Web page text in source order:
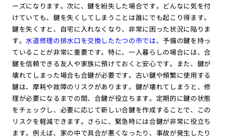
ーズになります。次に、鍵を紛失した場合です。どんなに気を付
けていても、鍵を失くしてしまうことは誰にでも起こり得ます。
鍵を失くすと、自宅に入れなくなり、非常に困った状況に陥りま
す。水道修理の排水口を交換したたつの市では、予備の鍵を持っ
ていることが非常に重要です。特に、一人暮らしの場合には、合
鍵を信頼できる友人や家族に預けておくと安心です。また、鍵が
壊れてしまった場合も合鍵が必要です。古い鍵や頻繁に使用する
鍵は、摩耗や故障のリスクがあります。鍵が壊れてしまうと、修
理が必要になるまでの間、合鍵が役立ちます。定期的に鍵の状態
をチェックし、必要に応じて新しい合鍵を作成することで、この
リスクを軽減できます。さらに、緊急時には合鍵が非常に役立ち
ます。例えば、家の中で具合が悪くなったり、事故が発生したり